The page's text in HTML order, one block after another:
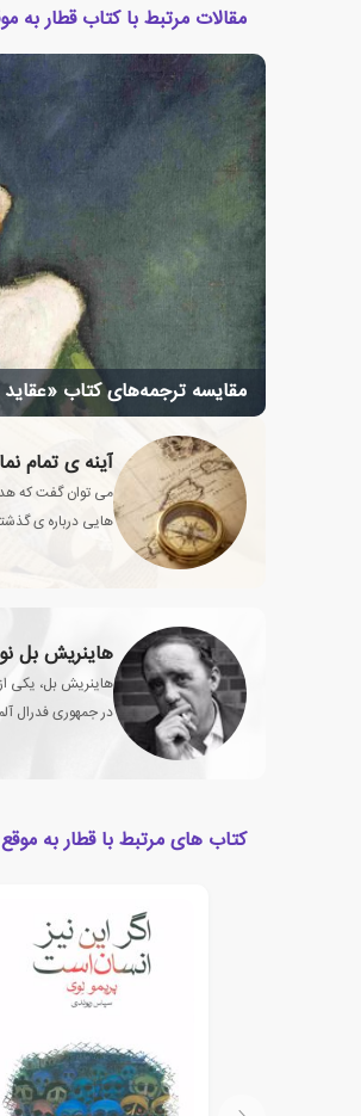
مقالات مرتبط با کتاب قطار به
مقایسه ترجمه‌های کتاب
آینه ی تمام
می توان گفت که
هایی درباره ی
هاینریش بل
هاینریش بل، یکی
کتاب های مرتبط با قطار به